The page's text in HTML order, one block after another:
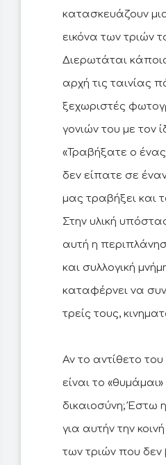
κατασκευάζουν
εικόνα των τριών
Διερωτάται
αρχή τις ταινίας
ξεχωριστές
γονιών του με τον
«Τραβήξατε ο
δεν είπατε σε
μας τραβήξει και
Στην υλική
αυτή η
και συλλογική
καταφέρνει να
τρείς τους,
Αν το αντίθετο του
είναι το
δικαιοσύνη; Έστω
για αυτήν την
των τριών που δεν